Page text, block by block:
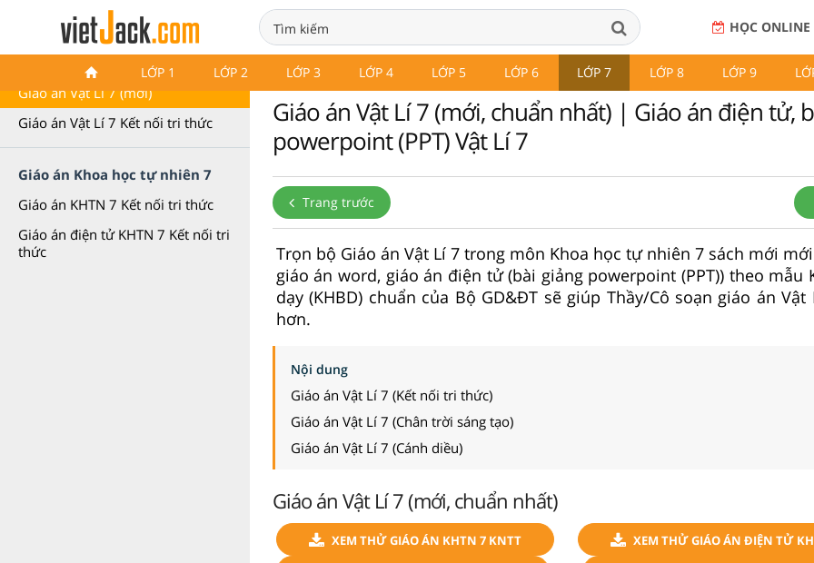
HỌC ONLINE
LỚP 1 LỚP 2 LỚP 3 LỚP 4 LỚP 5 LỚP 6 LỚP 7 LỚP 8 LỚP 9
Giáo án Vật Lí 7
Giáo án Vật Lí 7 (mới)
Giáo án Vật Lí 7 Kết nối tri thức
Giáo án Khoa học tự nhiên 7
Giáo án KHTN 7 Kết nối tri thức
Giáo án điện tử KHTN 7 Kết nối tri
thức
Giáo án Vật Lí 7 (mới, chuẩn nhất) | Giáo án điện tử,
powerpoint (PPT) Vật Lí 7
Trang trước
Trọn bộ Giáo án Vật Lí 7 trong môn Khoa học tự nhiên 7 sách mới
giáo án word, giáo án điện tử (bài giảng powerpoint (PPT)) theo mẫu
dạy (KHBD) chuẩn của Bộ GD&ĐT sẽ giúp Thầy/Cô soạn giáo án
hơn.
Nội dung
Giáo án Vật Lí 7 (Kết nối tri thức)
Giáo án Vật Lí 7 (Chân trời sáng tạo)
Giáo án Vật Lí 7 (Cánh diều)
Giáo án Vật Lí 7 (mới, chuẩn nhất)
XEM THỬ GIÁO ÁN KHTN 7 KNTT
XEM THỬ GIÁO ÁN ĐIỆN TỬ